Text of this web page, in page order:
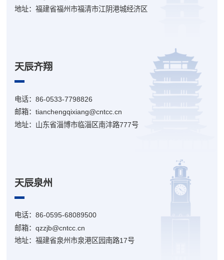
地址：福建省福州市福清市江阴港城经济区
天辰齐翔
电话：86-0533-7798826
邮箱：tianchengqixiang@cntcc.cn
地址：山东省淄博市临淄区南沣路777号
天辰泉州
电话：86-0595-68089500
邮箱：qzzjb@cntcc.cn
地址：福建省泉州市泉港区园南路17号